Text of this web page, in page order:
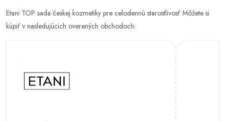
Etani TOP sada českej kozmetiky pre celodennú starostlivosť Môžete si
kúpiť v nasledujúcich overených obchodoch: